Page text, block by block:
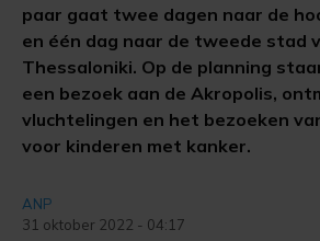
paar gaat twee dagen naar de
en één dag naar de tweede stad
Thessaloniki. Op de planning
een bezoek aan de Akropolis,
vluchtelingen en het bezoeken
voor kinderen met kanker.
ANP
31 oktober 2022 - 04:17